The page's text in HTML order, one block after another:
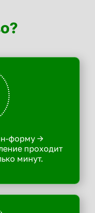
форму ->
проходит
минут.